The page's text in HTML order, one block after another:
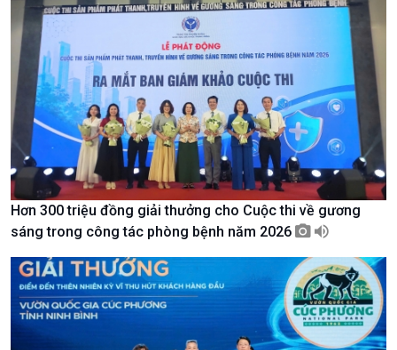
Giới thiệu
Thời sự 6h
Thời sự 12h
Thời sự 18h
Thời sự 21h30
Bản tin
Chuyên mục
Theo dòng Thời sự
Hơn 300 triệu đồng giải thưởng cho Cuộc thi về gương
sáng trong công tác phòng bệnh năm 2026